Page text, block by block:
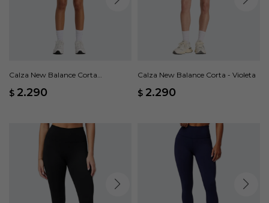
Calza New Balance Corta
$ 2.290
Calza New Balance Corta - Violeta
$ 2.290